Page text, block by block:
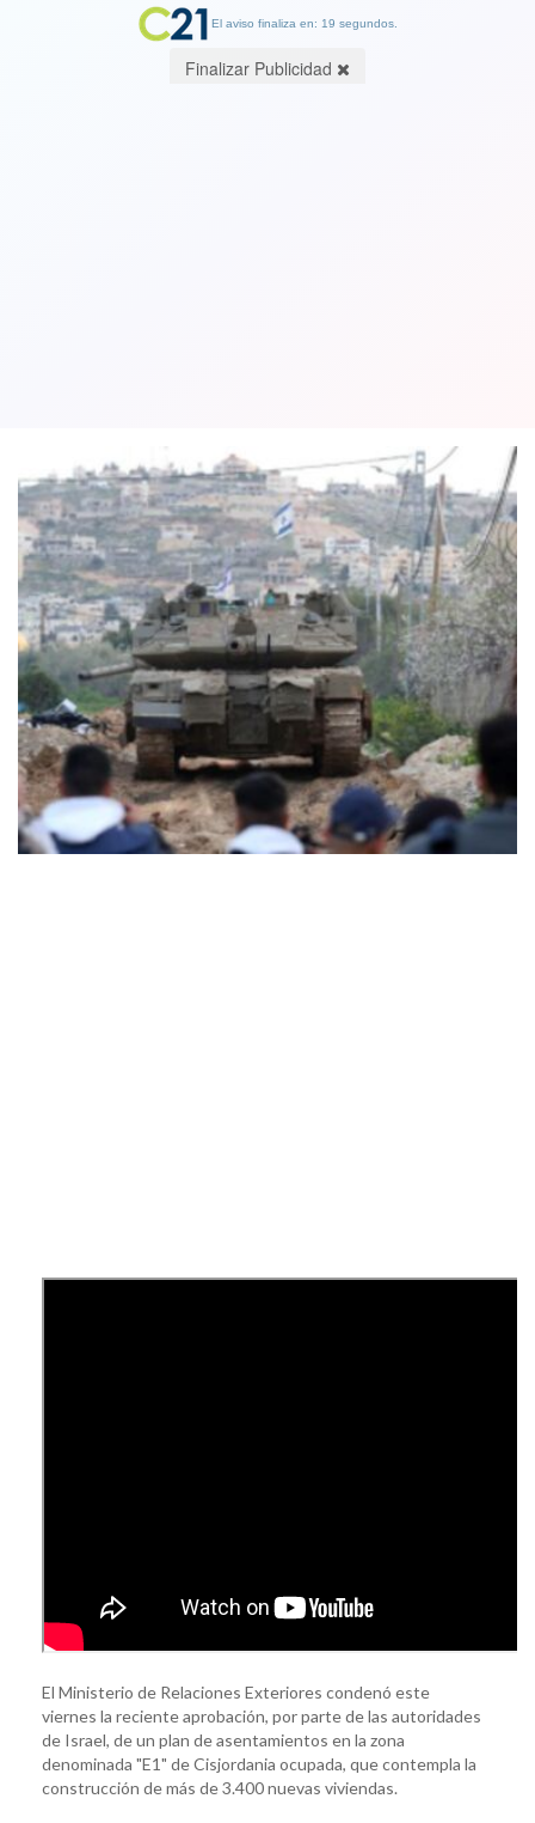
El Ministerio de Relaciones Exteriores condenó este
viernes la reciente aprobación, por parte de las autoridades
de Israel, de un plan de asentamientos en la zona
denominada "E1" de Cisjordania ocupada, que contempla la
construcción de más de 3.400 nuevas viviendas.
El aviso finaliza en: 19 segundos.
Finalizar Publicidad